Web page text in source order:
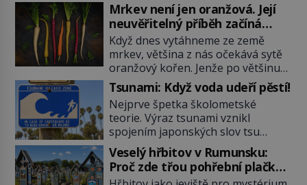
Mrkev není jen oranžová. Její
neuvěřitelný příběh začíná
fialovou barvou
Když dnes vytáhneme ze země
mrkev, většina z nás očekává sytě
oranžový kořen. Jenže po většinu
své historie je mrkev všechno
možné, jen ne oranžová. Je fialová,
žlutá, bílá, někdy dokonce téměř
černá. Až díky stovkám let
pečlivého šlechtění se z ní stává
zelenina, bez které si českou
zahradu ani nedokážeme
představit. Její příběh je […]
Tsunami: Když voda udeří pěstí!
Nejprve špetka školometské
teorie. Výraz tsunami vznikl
spojením japonských slov tsu
(přístav) a nami (vlna). Jedná se o
dlouhou vlnu, která je na volném
moři takřka nepostřehnutelná.
Veselý hřbitov v Rumunsku:
Proč zde třou pohřební plačky
bídu s nouzí?